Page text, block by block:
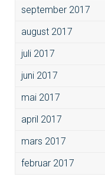
september 2017
august 2017
juli 2017
juni 2017
mai 2017
april 2017
mars 2017
februar 2017